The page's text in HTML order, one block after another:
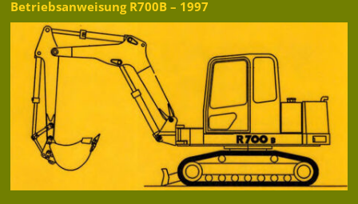
Betriebsanweisung R700B – 1997